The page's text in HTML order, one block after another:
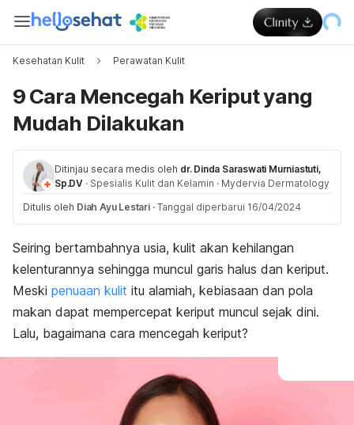
Kesehatan Kulit Perawatan Kulit
9 Cara Mencegah Keriput yang
Mudah Dilakukan
Ditinjau secara medis oleh dr. Dinda Saraswati Murniastuti,
Sp.DV · Spesialis Kulit dan Kelamin · Mydervia Dermatology
Ditulis oleh Diah Ayu Lestari · Tanggal diperbarui 16/04/2024
Seiring bertambahnya usia, kulit akan kehilangan
kelenturannya sehingga muncul garis halus dan keriput.
Meski penuaan kulit itu alamiah, kebiasaan dan pola
makan dapat mempercepat keriput muncul sejak dini.
Lalu, bagaimana cara mencegah keriput?